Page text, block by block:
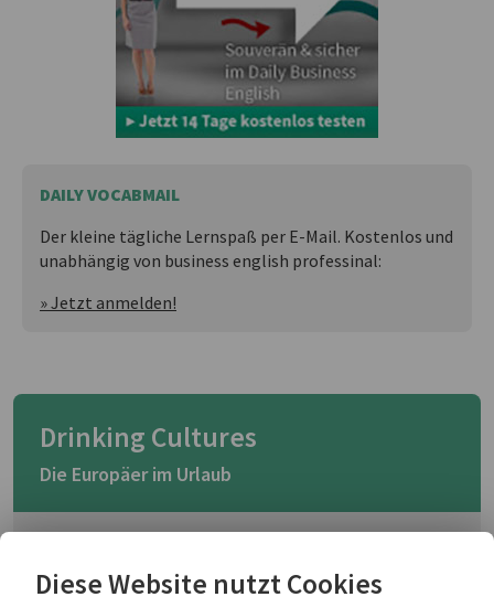
Diese Website nutzt Cookies
DAILY VOCABMAIL
Der kleine tägliche Lernspaß per E-Mail. Kostenlos und
unabhängig von business english professinal:
» Jetzt anmelden!
Drinking Cultures
Die Europäer im Urlaub
Ausland? Und ist das oftmals auf die